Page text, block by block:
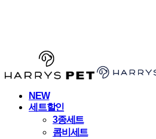
NEW
세트할인
3종세트
콤비세트